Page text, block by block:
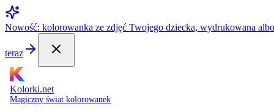
Nowość: kolorowanka ze zdjęć Twojego dziecka, wydrukowana
teraz
Kolorki.net
Magiczny świat kolorowanek